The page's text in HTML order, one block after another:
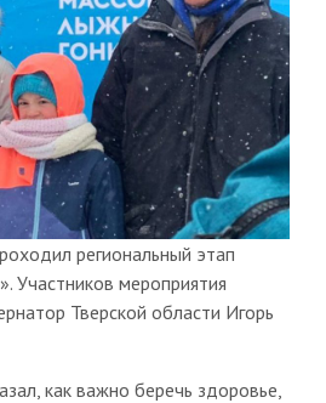
региональный этап
Участников мероприятия
Тверской области Игорь
как важно беречь здоровье,